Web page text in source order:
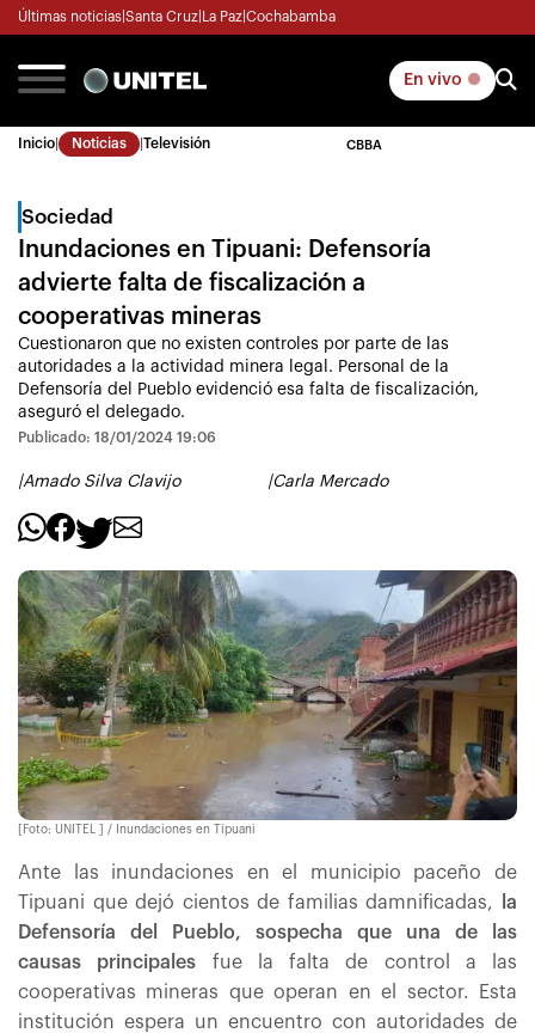
Últimas noticias Santa Cruz La Paz Cochabamba
En vivo
Inicio Noticias Televisión CBBA
Sociedad
Inundaciones en Tipuani: Defensoría
advierte falta de fiscalización a
cooperativas mineras
Cuestionaron que no existen controles por parte de las
autoridades a la actividad minera legal. Personal de la
Defensoría del Pueblo evidenció esa falta de fiscalización,
aseguró el delegado.
Publicado: 18/01/2024 19:06
|Amado Silva Clavijo |Carla Mercado
[Foto: UNITEL ] / Inundaciones en Tipuani
Ante las inundaciones en el municipio paceño de
Tipuani que dejó cientos de familias damnificadas,
la
Defensoría del Pueblo, sospecha que una de las
causas principales fue la falta de control a las
cooperativas mineras que operan en el sector. Esta
institución espera un encuentro con autoridades de